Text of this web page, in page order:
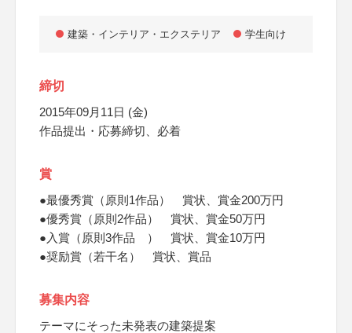
建築・インテリア・エクステリア 学生向け
締切
2015年09月11日 (金)
作品提出・応募締切、必着
賞
●最優秀賞（原則1作品） 賞状、賞金200万円
●優秀賞（原則2作品） 賞状、賞金50万円
●入賞（原則3作品 ） 賞状、賞金10万円
●奨励賞（若干名） 賞状、賞品
募集内容
テーマにそった未発表の建築提案